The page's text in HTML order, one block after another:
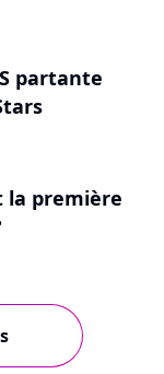
partante
la première